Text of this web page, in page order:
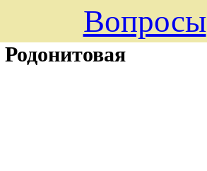
Вопросы
Родонитовая